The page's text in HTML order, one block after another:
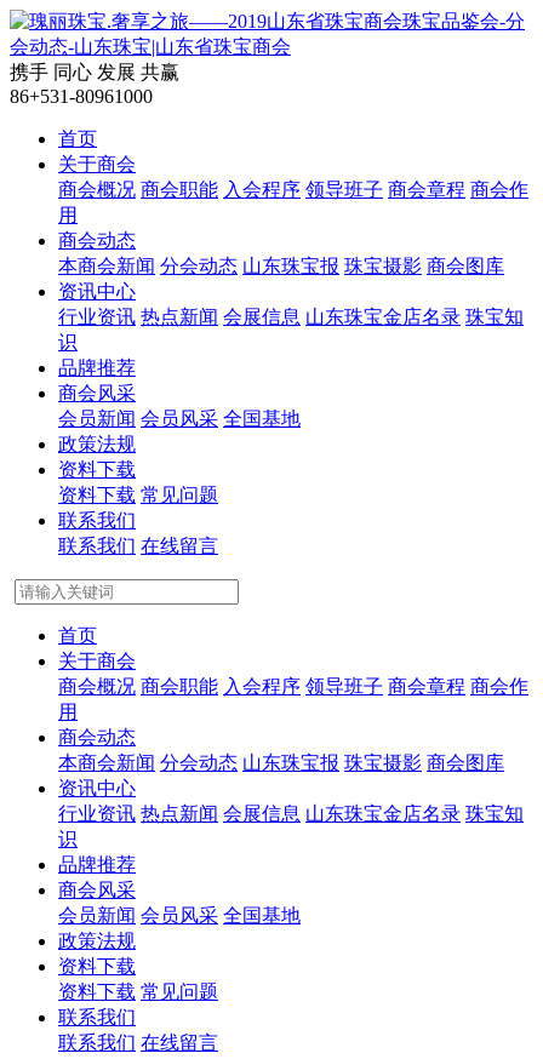
携手 同心 发展 共赢
86+531-80961000
首页
关于商会
商会概况 商会职能 入会程序 领导班子 商会章程 商会作
用
商会动态
本商会新闻 分会动态 山东珠宝报 珠宝摄影 商会图库
资讯中心
行业资讯 热点新闻 会展信息 山东珠宝金店名录 珠宝知
识
品牌推荐
商会风采
会员新闻 会员风采 全国基地
政策法规
资料下载
资料下载 常见问题
联系我们
联系我们 在线留言
首页
关于商会
商会概况 商会职能 入会程序 领导班子 商会章程 商会作
用
商会动态
本商会新闻 分会动态 山东珠宝报 珠宝摄影 商会图库
资讯中心
行业资讯 热点新闻 会展信息 山东珠宝金店名录 珠宝知
识
品牌推荐
商会风采
会员新闻 会员风采 全国基地
政策法规
资料下载
资料下载 常见问题
联系我们
联系我们 在线留言